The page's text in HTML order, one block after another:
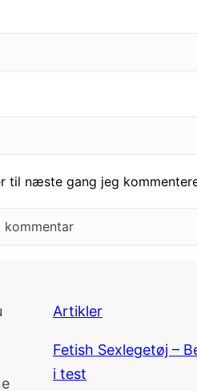
til næste gang jeg
Artikler
Fetish Sexlegetøj –
i test